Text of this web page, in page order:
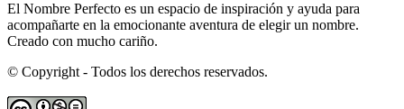
El Nombre Perfecto es un espacio de inspiración y ayuda para
acompañarte en la emocionante aventura de elegir un nombre.
Creado con mucho cariño.
© Copyright - Todos los derechos reservados.